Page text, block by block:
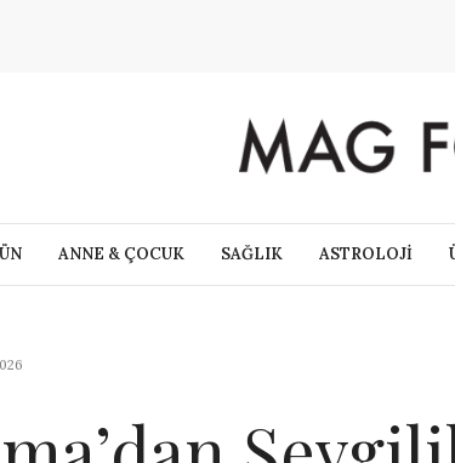
ANNE & ÇOCUK SAĞLIK ASTROLOJİ